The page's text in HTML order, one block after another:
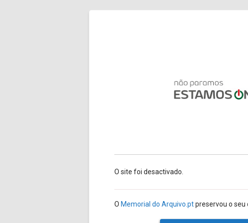
O site foi desactivado.
O Memorial do Arquivo.ptpreservou o seu